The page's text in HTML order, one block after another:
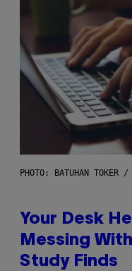
PHOTO: BATUHAN TOKER /
Your Desk
Messing
Study Finds